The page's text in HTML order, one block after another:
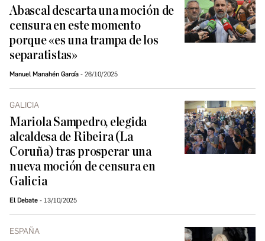
Abascal descarta una moción de
censura en este momento
porque «es una trampa de los
separatistas»
Manuel Manahén García 26/10/2025
GALICIA
Mariola Sampedro, elegida
alcaldesa de Ribeira (La
Coruña) tras prosperar una
nueva moción de censura en
Galicia
El Debate 13/10/2025
ESPAÑA